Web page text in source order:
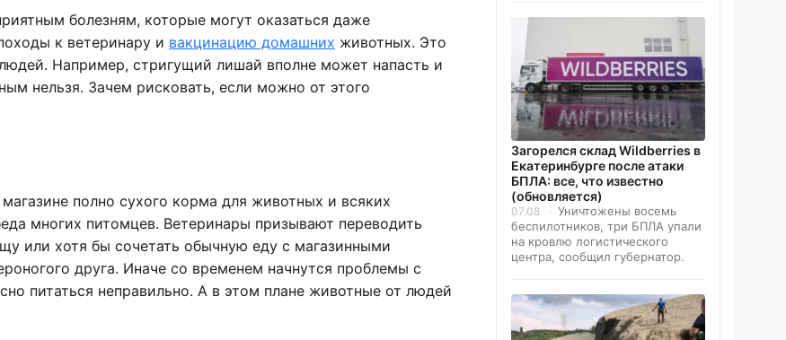
болезням, которые могут оказаться даже
к ветеринару и вакцинацию домашних животных. Это
Например, стригущий лишай вполне может напасть и
нельзя. Зачем рисковать, если можно от этого
полно сухого корма для животных и всяких
многих питомцев. Ветеринары призывают переводить
или хотя бы сочетать обычную еду с магазинными
друга. Иначе со временем начнутся проблемы с
питаться неправильно. А в этом плане животные от людей
Загорелся склад Wildberries в
Екатеринбурге после атаки
БПЛА: все, что известно
(обновляется)
07.08
Уничтожены восемь
беспилотников, три БПЛА упали
на кровлю логистического
центра, сообщил губернатор.